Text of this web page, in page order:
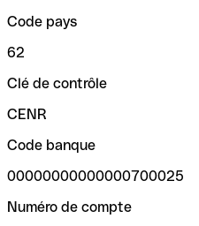
Code pays
62
Clé de contrôle
CENR
Code banque
00000000000000700025
Numéro de compte